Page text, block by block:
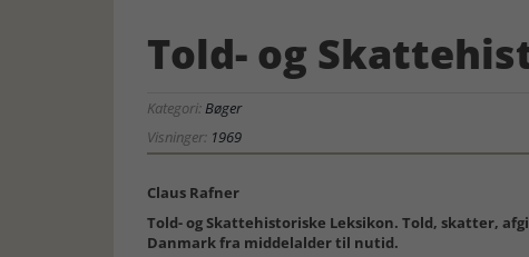
Told- og
Kategori:Bøger
Visninger: 1969
Claus Rafner
Told- og Skattehistoriske Leksikon. Told, skatter,
Danmark fra middelalder til nutid.